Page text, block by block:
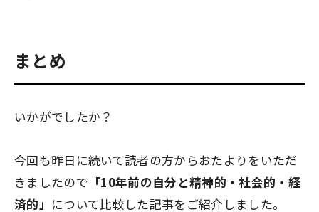
まとめ
いかがでしたか？
今回も昨日に続いて読者の方からおたよりをいただ
きましたので 「10年前の自分と精神的・社会的・経
済的」 について比較した記事をご紹介しました。